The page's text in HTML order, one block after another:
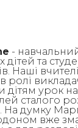
-
та
Наші
ролі
дітям урок
сталого
На думку
вже